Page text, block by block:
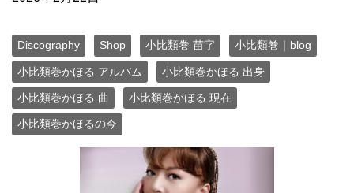
Discography Shop 小比類巻 苗字 小比類巻｜blog
小比類巻かほる アルバム 小比類巻かほる 出身
小比類巻かほる 曲 小比類巻かほる 現在
小比類巻かほるの今